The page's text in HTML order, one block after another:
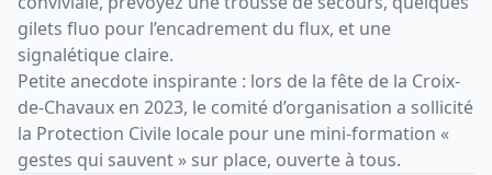
gilets fluo pour l’encadrement du flux, et une
signalétique claire.
Petite anecdote inspirante : lors de la fête de la Croix-
de-Chavaux en 2023, le comité d’organisation a sollicité
la Protection Civile locale pour une mini-formation «
gestes qui sauvent » sur place, ouverte à tous.